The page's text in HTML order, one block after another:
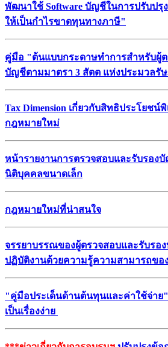
พัฒนาใช้ Software บัญชีในการปรับป
ให้เป็นกำไรขาดทุนทางภาษี"
คู่มือ "ต้นแบบกระดาษทำการสำหรับผู้
บัญชีตามมาตรา 3 สัตต แห่งประมวลรั
Tax Dimension เกี่ยวกับสิทธิประโยชน์
กฎหมายใหม่
หน้ารายงานการตรวจสอบและรับรอง
นิติบุคคลขนาดเล็ก
กฎหมายใหม่ที่น่าสนใจ
จรรยาบรรณของผู้ตรวจสอบและรับรอ
ปฏิบัติงานด้วยความรู้ความสามารถขอ
"คู่มือประเด็นด้านต้นทุนและค่าใช้จ่าย
เป็นเรื่องง่าย